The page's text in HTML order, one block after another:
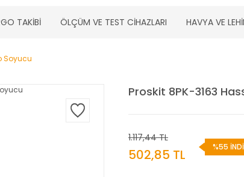
TAKİBİ ÖLÇÜM VE TEST CİHAZLARI HAVYA VE
Soyucu
Proskit 8PK-3163
1.117,44 TL
502,85 TL %55